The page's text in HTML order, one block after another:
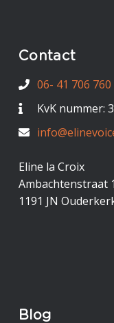
Contact
06- 41 706 760
KvK nummer:
Eline la Croix
Ambachtenstraat
1191 JN
Blog